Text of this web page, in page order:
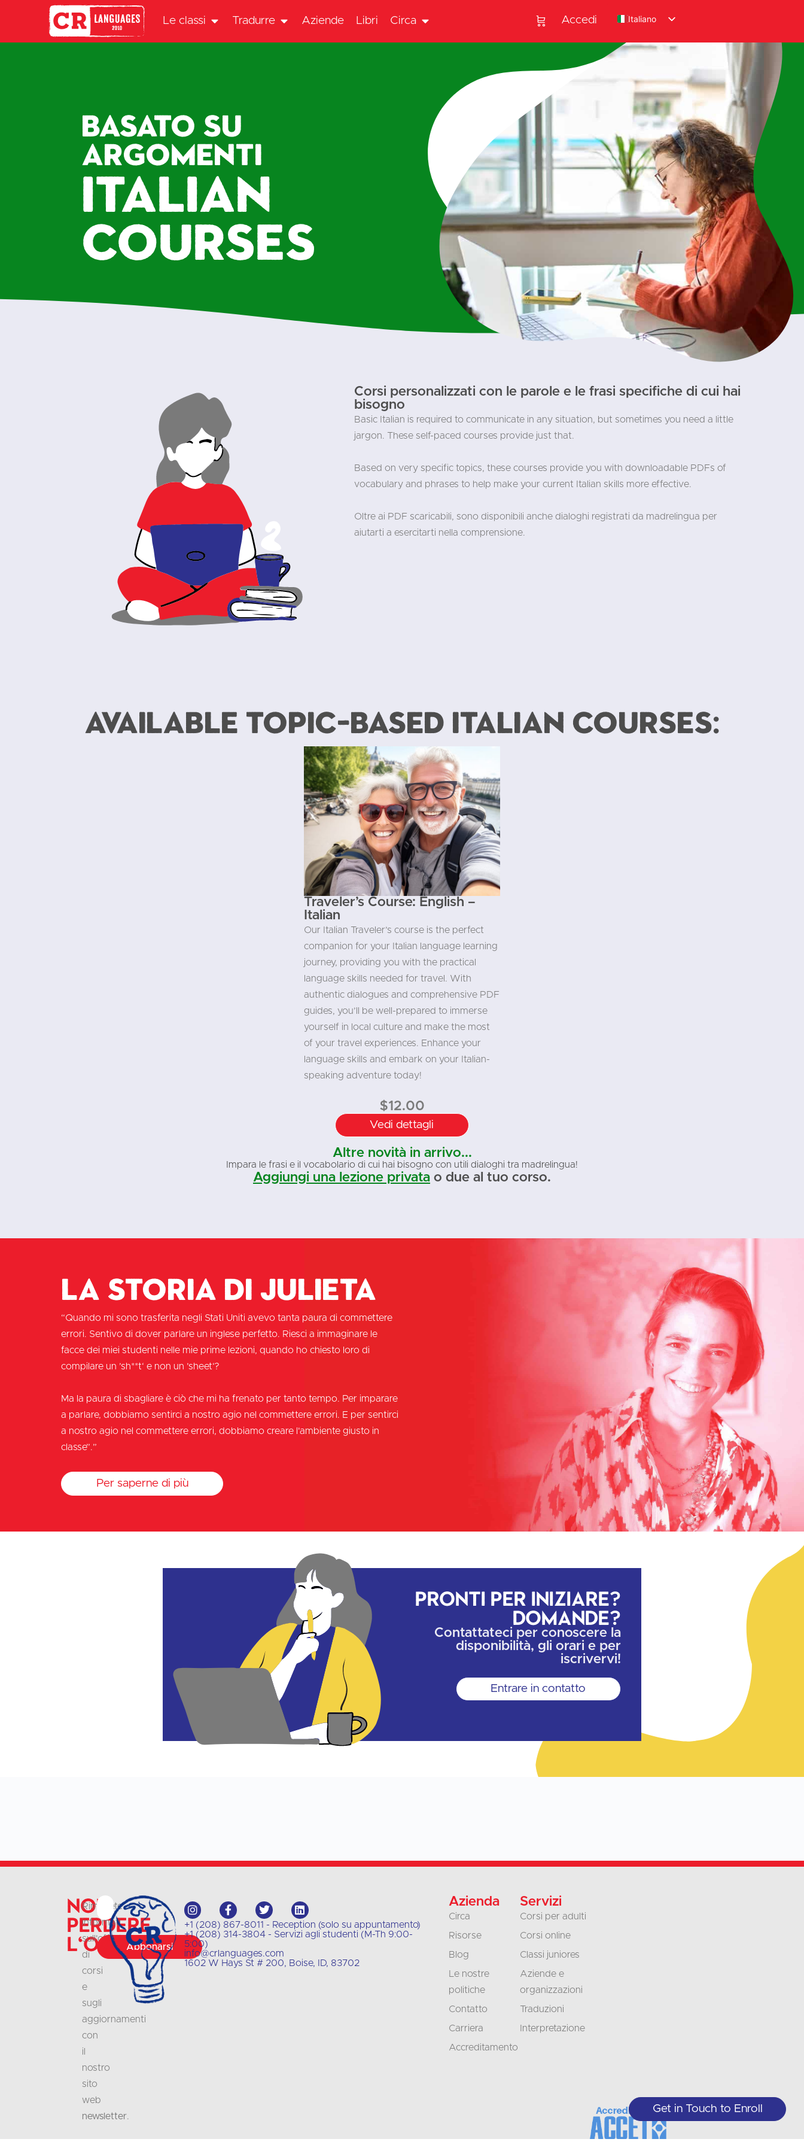
Le classi Tradurre Aziende Libri Circa Accedi Italiano
Basato su
argomenti
Italian
COURSES
Corsi personalizzati con le parole e le frasi specifiche di cui hai
bisogno
Basic Italian is required to communicate in any situation, but sometimes you need a little
jargon. These self-paced courses provide just that.
Based on very specific topics, these courses provide you with downloadable PDFs of
vocabulary and phrases to help make your current Italian skills more effective.
Oltre ai PDF scaricabili, sono disponibili anche dialoghi registrati da madrelingua per
aiutarti a esercitarti nella comprensione.
available Topic-Based Italian courses:
Traveler’s Course: English –
Italian
Our Italian Traveler’s course is the perfect
companion for your Italian language learning
journey, providing you with the practical
language skills needed for travel. With
authentic dialogues and comprehensive PDF
guides, you’ll be well-prepared to immerse
yourself in local culture and make the most
of your travel experiences. Enhance your
language skills and embark on your Italian-
speaking adventure today!
$12.00
Vedi dettagli
Altre novità in arrivo...
Impara le frasi e il vocabolario di cui hai bisogno con utili dialoghi tra madrelingua!
Aggiungi una lezione privata o due al tuo corso.
La storia di Julieta
“Quando mi sono trasferita negli Stati Uniti avevo tanta paura di commettere
errori. Sentivo di dover parlare un inglese perfetto. Riesci a immaginare le
facce dei miei studenti nelle mie prime lezioni, quando ho chiesto loro di
compilare un ’sh**t‘ e non un ’sheet‘?
Ma la paura di sbagliare è ciò che mi ha frenato per tanto tempo. Per imparare
a parlare, dobbiamo sentirci a nostro agio nel commettere errori. E per sentirci
a nostro agio nel commettere errori, dobbiamo creare l'ambiente giusto in
classe”.”
Per saperne di più
Pronti per iniziare?
Domande?
Contattateci per conoscere la
disponibilità, gli orari e per
iscrivervi!
Entrare in contatto
Non
perdere
l'occasione
Rimanete
informati
sull'offerta
di
corsi
e
sugli
aggiornamenti
con
il
nostro
sito
web
newsletter.
Abbonarsi
+1 (208) 867-8011 - Reception (solo su appuntamento)
+1 (208) 314-3804 - Servizi agli studenti (M-Th 9:00-
5:00)
info@crlanguages.com
1602 W Hays St # 200, Boise, ID, 83702
Azienda
Circa
Risorse
Blog
Le nostre
politiche
Contatto
Carriera
Accreditamento
Servizi
Corsi per adulti
Corsi online
Classi juniores
Aziende e
organizzazioni
Traduzioni
Interpretazione
Get in Touch to Enroll